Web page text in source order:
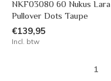
NKF03080 60 Nukus Lara
Pullover Dots Taupe
€139,95
Incl. btw
1